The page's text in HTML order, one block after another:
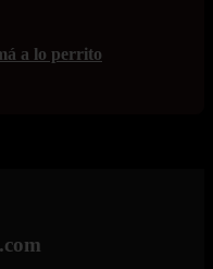
a lo perrito